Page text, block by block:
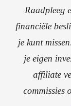
Raadpleeg
financiële
je kunt
je eigen
affiliate
commissies